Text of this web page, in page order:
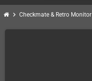
chevron_right Checkmate & Retro Monitor